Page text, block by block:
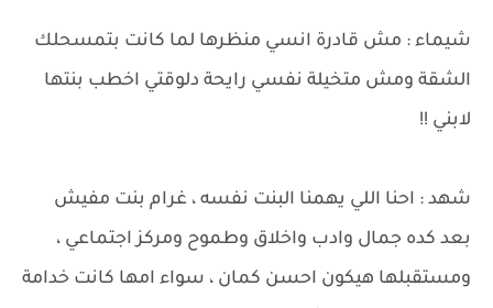
شيماء : مش قادرة انسي منظرها لما كانت بتمسحلك
الشقة ومش متخيلة نفسي رايحة دلوقتي اخطب بنتها
لابني !!
شهد : احنا اللي يهمنا البنت نفسه ، غرام بنت مفيش
بعد كده جمال وادب واخلاق وطموح ومركز اجتماعي ،
ومستقبلها هيكون احسن كمان ، سواء امها كانت خدامة